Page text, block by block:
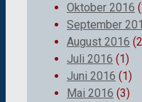
Oktober 2016
September
August 2016
Juli 2016 (1)
Juni 2016 (1)
Mai 2016 (3)